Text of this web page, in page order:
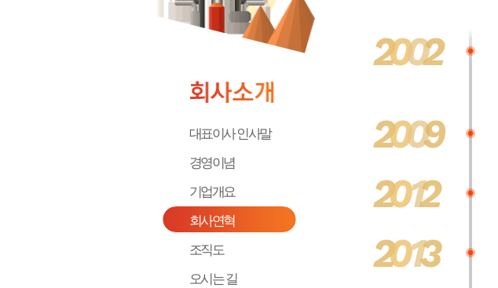
대표이사 인사말
경영이념
기업개요
회사연혁
조직도
오시는 길
2002
2009
2012
2013